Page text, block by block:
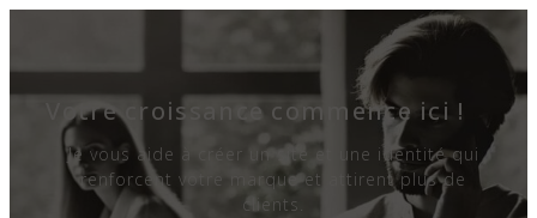
Votre croissance commence ici !
Je vous aide à créer un site et une identité qui
renforcent votre marque et attirent plus de
clients.